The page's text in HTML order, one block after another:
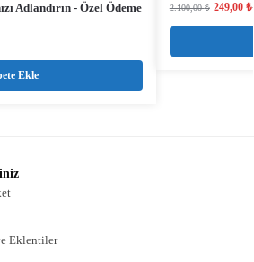
Adlandırın - Özel Ödeme
Ekle
2.100,00₺ 249,00 ₺
Eklentiler